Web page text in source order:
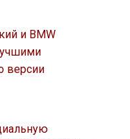
и BMW
версии